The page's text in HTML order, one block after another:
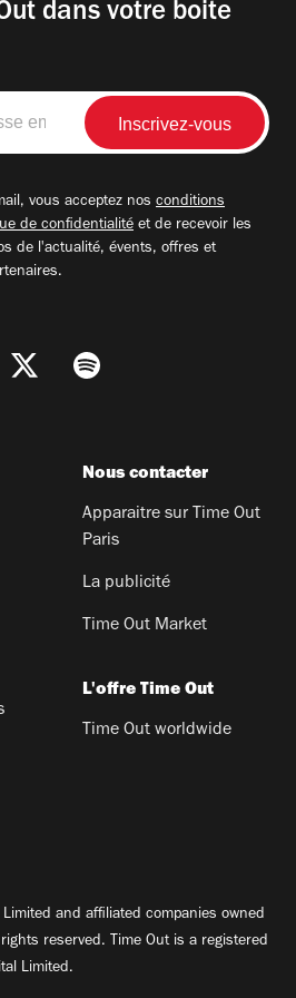
dans votre boite
vous acceptez nos conditions
de confidentialité et de recevoir les
de l'actualité, évents, offres et
Nous contacter
Apparaitre sur Time Out
Paris
La publicité
Time Out Market
L'offre Time Out
Time Out worldwide
and affiliated companies owned
reserved. Time Out is a registered
Limited.